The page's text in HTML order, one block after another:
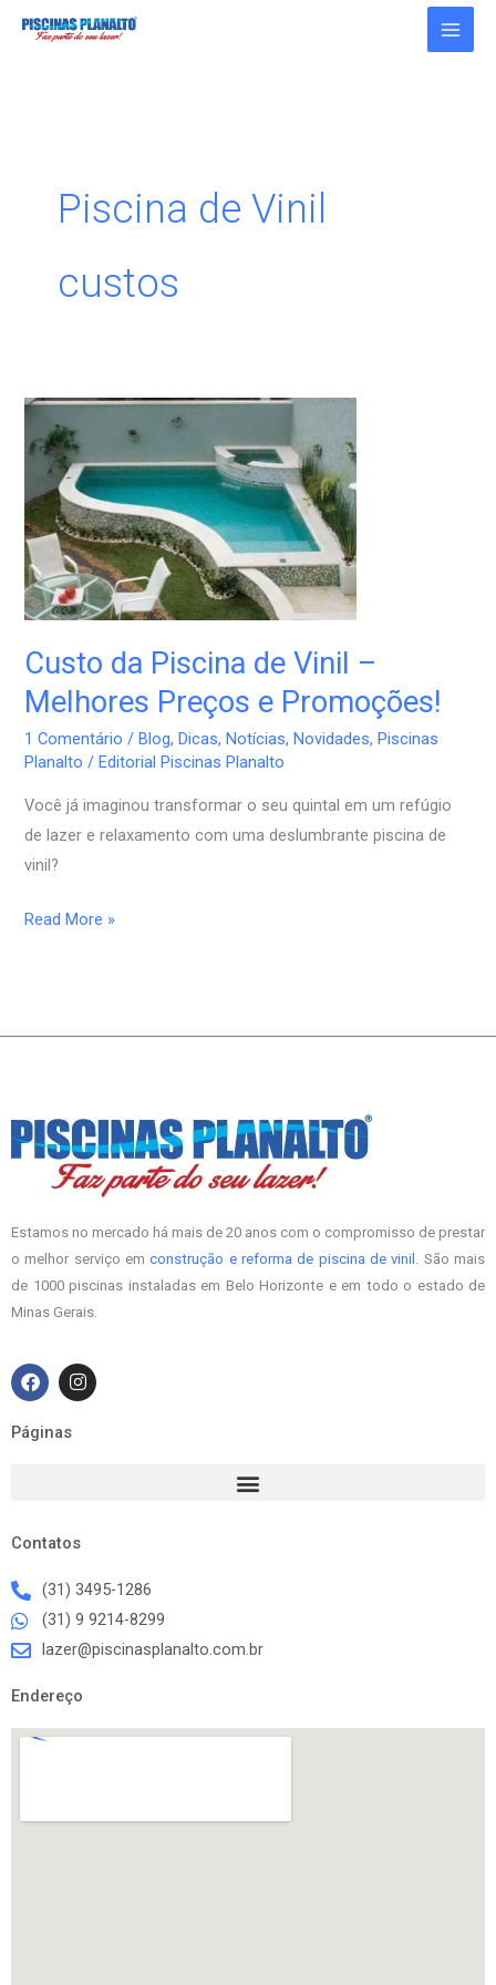
Piscina de Vinil
custos
Custo da Piscina de Vinil –
Melhores Preços e Promoções!
1 Comentário /Blog,Dicas,Notícias,Novidades,Piscinas
Planalto /Editorial Piscinas Planalto
Você já imaginou transformar o seu quintal em um refúgio
de lazer e relaxamento com uma deslumbrante piscina de
vinil?
Custo
da
Piscina
de
Vinil
–
Melhores
Preços
e
Promoções!
Read More »
Estamos no mercado há mais de 20 anos com o compromisso de prestar
o melhor serviço emconstrução e reforma de piscina de vinil . São mais
de 1000 piscinas instaladas em Belo Horizonte e em todo o estado de
Minas Gerais.
F
a
c
e
b
I
n
s
Páginas
Contatos
(31) 3495-1286
(31) 9 9214-8299
lazer@piscinasplanalto.com.br
Endereço